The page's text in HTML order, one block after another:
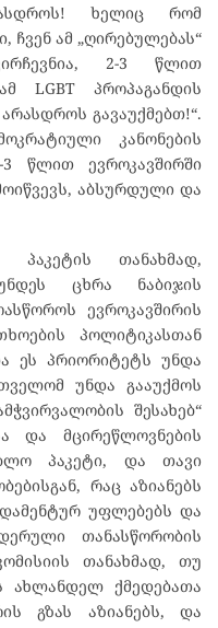
ხელიც რომ
ამ „ღირებულებას“
2-3 წლით
LGBT პროპაგანდის
გავაუქმებთ!“.
კანონების
წლით ევროკავშირში
აბსურდული და
პაკეტის თანახმად,
ცხრა ნაბიჯის
ევროკავშირის
პოლიტიკასთან
ეს პრიორიტეტს უნდა
უნდა გააუქმოს
შესახებ“
და მცირეწლოვნების
პაკეტი, და თავი
რაც აზიანებს
უფლებებს და
თანასწორობის
თანახმად, თუ
ახლანდელ ქმედებათა
გზას აზიანებს, და